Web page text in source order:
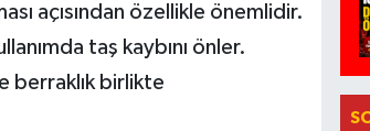
açısından özellikle önemlidir.
taş kaybını önler.
berraklık birlikte